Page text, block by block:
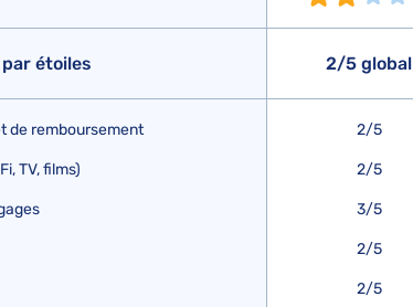
étoiles
de remboursement
TV, films)
2/5 global
2/5
2/5
3/5
2/5
2/5